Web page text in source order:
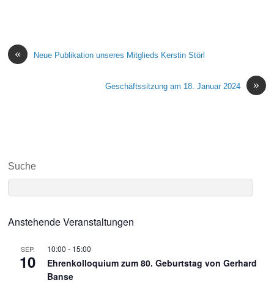
« Neue Publikation unseres Mitglieds Kerstin Störl
»
Geschäftssitzung am 18. Januar 2024
Suche
Anstehende Veranstaltungen
SEP.
10
10:00 - 15:00
Ehrenkolloquium zum 80. Geburtstag von Gerhard
Banse